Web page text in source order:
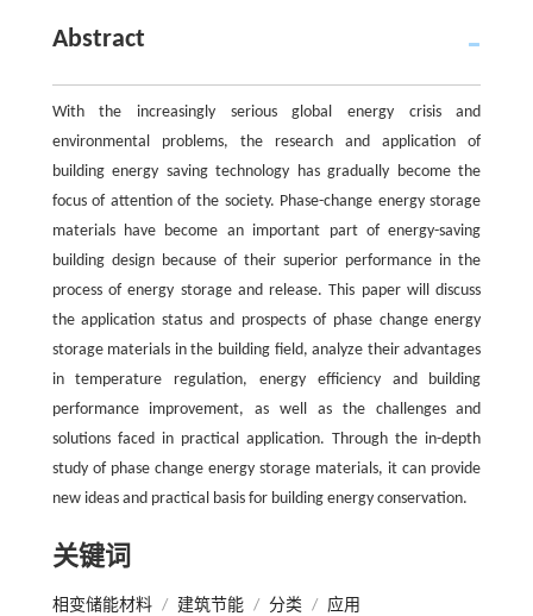
Abstract
With the increasingly serious global energy crisis and
environmental problems, the research and application of
building energy saving technology has gradually become the
focus of attention of the society. Phase-change energy storage
materials have become an important part of energy-saving
building design because of their superior performance in the
process of energy storage and release. This paper will discuss
the application status and prospects of phase change energy
storage materials in the building field, analyze their advantages
in temperature regulation, energy efficiency and building
performance improvement, as well as the challenges and
solutions faced in practical application. Through the in-depth
study of phase change energy storage materials, it can provide
new ideas and practical basis for building energy conservation.
关键词
相变储能材料 / 建筑节能 / 分类 / 应用